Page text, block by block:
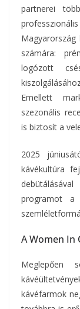
partnerei
számára:
logózott
Emellett
szezonális
is biztosít a
2025
kávékultúra
programot a
A Women In
Meglepően
kávéfarmok